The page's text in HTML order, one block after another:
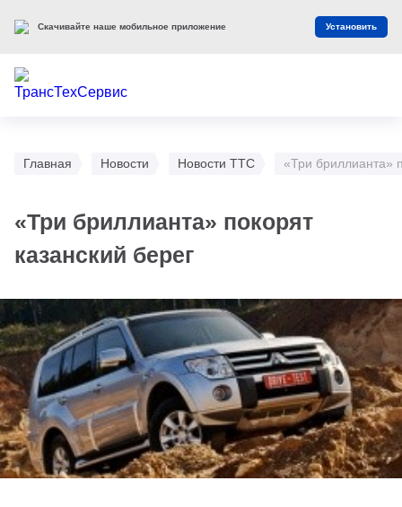
Главная Новости Новости ТТС «Три бриллианта»
«Три бриллианта» покорят
казанский берег
Скачивайте наше мобильное приложение Установить